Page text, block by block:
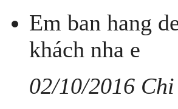
Em ban hang
khách nha e
02/10/2016